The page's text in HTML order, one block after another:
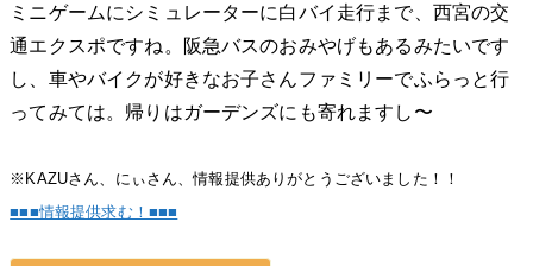
ミニゲームにシミュレーターに白バイ走行まで、西宮の交
通エクスポですね。阪急バスのおみやげもあるみたいです
し、車やバイクが好きなお子さんファミリーでふらっと行
ってみては。帰りはガーデンズにも寄れますし〜
※KAZUさん、にぃさん、情報提供ありがとうございました！！
■■■情報提供求む！■■■